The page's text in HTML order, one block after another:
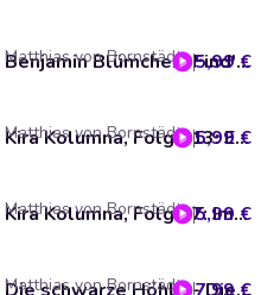
Benjamin Blümchen, Find's raus mit Benjamin, Folge 9: Müll
Matthias von Bornstädt 5,99 €
Kira Kolumna, Folge 13: Echt spooky
Matthias von Bornstädt 5,99 €
Kira Kolumna, Folge 7: Im falschen Film
Matthias von Bornstädt 5,99 €
Matthias von Bornstädt